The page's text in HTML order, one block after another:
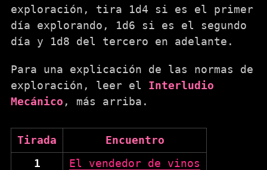
exploración, tira 1d4 si es el primer
día explorando, 1d6 si es el segundo
día y 1d8 del tercero en adelante.
Para una explicación de las normas de
exploración, leer el Interludio
Mecánico , más arriba.
Tirada
Encuentro
1
El vendedor de vinos